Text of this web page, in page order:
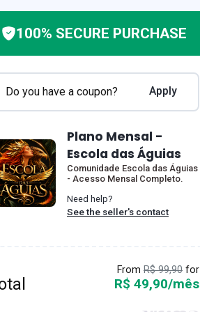
100% SECURE PURCHASE
Apply
Do you have a coupon?
Plano Mensal -
Escola das Águias
Comunidade Escola das Águias
- Acesso Mensal Completo.
Need help?
See the seller's contact
From R$ 99,90 for
R$ 49,90/mês